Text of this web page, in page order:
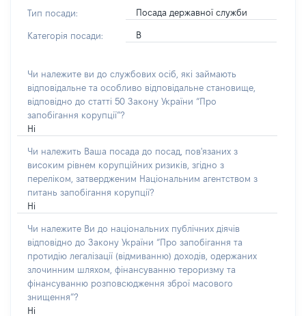
Тип посади: Посада державної служби
Категорія посади: В
Чи належите ви до службових осіб, які займають
відповідальне та особливо відповідальне становище,
відповідно до статті 50 Закону України “Про
запобігання корупції”?
Ні
Чи належить Ваша посада до посад, пов'язаних з
високим рівнем корупційних ризиків, згідно з
переліком, затвердженим Національним агентством з
питань запобігання корупції?
Ні
Чи належите Ви до національних публічних діячів
відповідно до Закону України “Про запобігання та
протидію легалізації (відмиванню) доходів, одержаних
злочинним шляхом, фінансуванню тероризму та
фінансуванню розповсюдження зброї масового
знищення”?
Ні